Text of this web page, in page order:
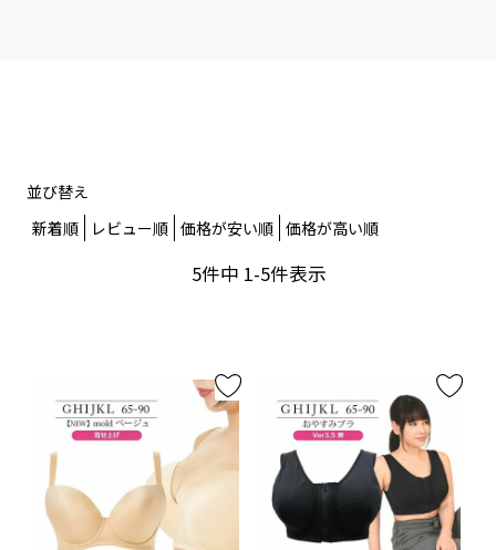
並び替え
新着順
レビュー順 価格が安い順 価格が高い順
5件中 1-5件表示